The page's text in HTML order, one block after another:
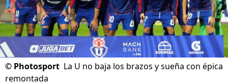
© Photosport La U no baja los brazos y sueña con épica
remontada